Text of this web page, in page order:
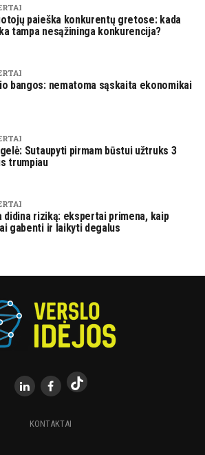
paieška konkurentų gretose: kada
tampa nesąžininga konkurencija?
bangos: nematoma sąskaita ekonomikai
Sutaupyti pirmam būstui užtruks 3
trumpiau
didina riziką: ekspertai primena, kaip
gabenti ir laikyti degalus
KONTAKTAI